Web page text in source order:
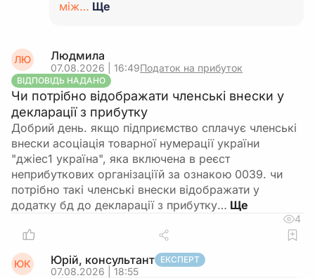
між… Ще
ЛЮ Людмила
07.08.2026 | 16:49Податок на прибуток
ВІДПОВІДЬ НАДАНО
Чи потрібно відображати членські внески у
декларації з прибутку
Добрий день. якщо підприємство сплачує членські
внески асоціація товарної нумерації україни
"джіес1 україна", яка включена в реєст
неприбуткових організаціїй за ознакою 0039. чи
потрібно такі членські внески відображати у
додатку бд до декларації з прибутку…
4
ЮК Юрій, консультант ЕКСПЕРТ
07.08.2026 | 18:55